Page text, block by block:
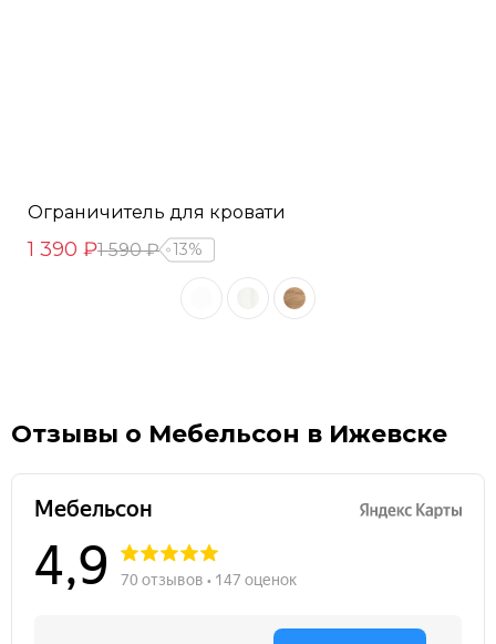
Ограничитель для кровати
1 390 ₽1 590 ₽ 13%
Отзывы о Мебельсон в Ижевске